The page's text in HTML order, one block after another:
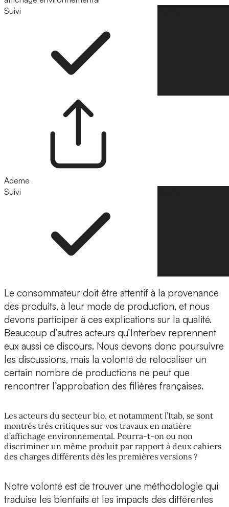
Suivi
Ademe
Suivi
Le consommateur doit être attentif à la provenance
des produits, à leur mode de production, et nous
devons participer à ces explications sur la qualité.
Beaucoup d’autres acteurs qu’Interbev reprennent
eux aussi ce discours. Nous devons donc poursuivre
les discussions, mais la volonté de relocaliser un
certain nombre de productions ne peut que
rencontrer l’approbation des filières françaises.
Les acteurs du secteur bio, et notamment l’Itab, se sont
montrés très critiques sur vos travaux en matière
d’affichage environnemental. Pourra-t-on ou non
discriminer un même produit par rapport à deux cahiers
des charges différents dès les premières versions ?
Notre volonté est de trouver une méthodologie qui
traduise les bienfaits et les impacts des différentes